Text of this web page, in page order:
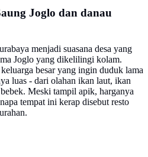
Joglo dan danau
menjadi suasana desa yang
Joglo yang dikelilingi kolam.
besar yang ingin duduk lama
luas - dari olahan ikan laut, ikan
Meski tampil apik, harganya
tempat ini kerap disebut resto